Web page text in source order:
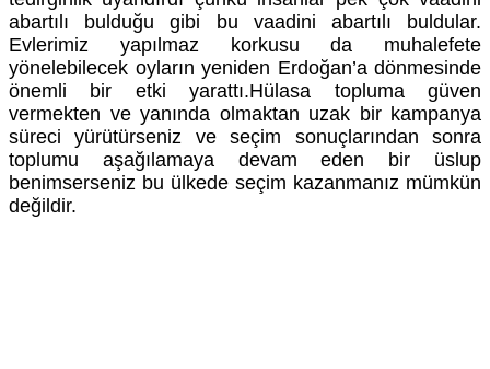
abartılı bulduğu gibi bu vaadini abartılı buldular.
Evlerimiz yapılmaz korkusu da muhalefete
yönelebilecek oyların yeniden Erdoğan’a dönmesinde
önemli bir etki yarattı.Hülasa topluma güven
vermekten ve yanında olmaktan uzak bir kampanya
süreci yürütürseniz ve seçim sonuçlarından sonra
toplumu aşağılamaya devam eden bir üslup
benimserseniz bu ülkede seçim kazanmanız mümkün
değildir.